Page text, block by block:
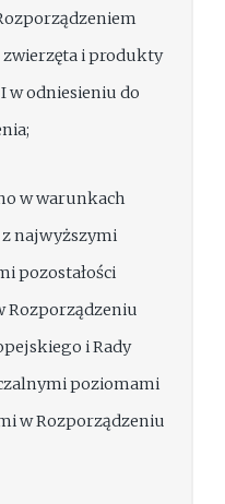
zwierzęta i produkty
w odniesieniu do
w warunkach
najwyższymi
pozostałości
Rozporządzeniu
i Rady
poziomami
w Rozporządzeniu